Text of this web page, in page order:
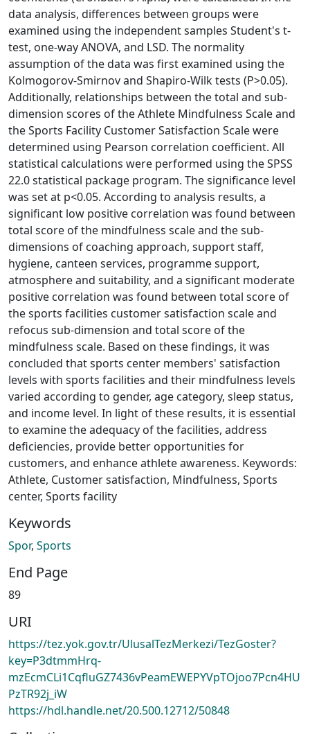
data analysis, differences between groups were
examined using the independent samples Student's t-
test, one-way ANOVA, and LSD. The normality
assumption of the data was first examined using the
Kolmogorov-Smirnov and Shapiro-Wilk tests (P>0.05).
Additionally, relationships between the total and sub-
dimension scores of the Athlete Mindfulness Scale and
the Sports Facility Customer Satisfaction Scale were
determined using Pearson correlation coefficient. All
statistical calculations were performed using the SPSS
22.0 statistical package program. The significance level
was set at p<0.05. According to analysis results, a
significant low positive correlation was found between
total score of the mindfulness scale and the sub-
dimensions of coaching approach, support staff,
hygiene, canteen services, programme support,
atmosphere and suitability, and a significant moderate
positive correlation was found between total score of
the sports facilities customer satisfaction scale and
refocus sub-dimension and total score of the
mindfulness scale. Based on these findings, it was
concluded that sports center members' satisfaction
levels with sports facilities and their mindfulness levels
varied according to gender, age category, sleep status,
and income level. In light of these results, it is essential
to examine the adequacy of the facilities, address
deficiencies, provide better opportunities for
customers, and enhance athlete awareness. Keywords:
Athlete, Customer satisfaction, Mindfulness, Sports
center, Sports facility
Keywords
Spor, Sports
End Page
89
URI
https://tez.yok.gov.tr/UlusalTezMerkezi/TezGoster?
key=P3dtmmHrq-
mzEcmCLi1CqfluGZ7436vPeamEWEPYVpTOjoo7Pcn4HU
PzTR92j_iW
https://hdl.handle.net/20.500.12712/50848